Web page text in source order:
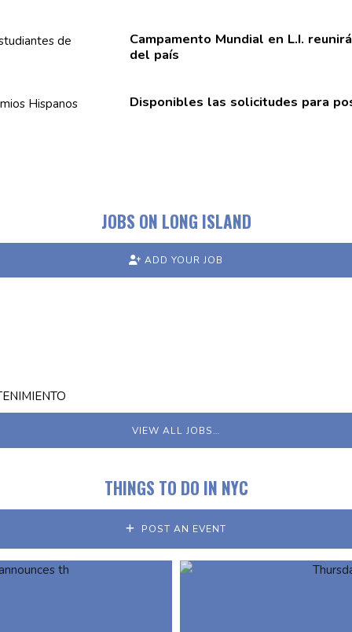
Campamento Mundial en L.I. reunirá
del país
Disponibles las solicitudes para
JOBS ON LONG ISLAND
ADD YOUR JOB
VIEW ALL JOBS…
THINGS TO DO IN NYC
POST AN EVENT